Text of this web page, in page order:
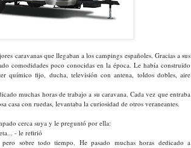
caravanas que llegaban a los campings españoles. Gracias a sus
comodidades poco conocidas en la época. Le había construido
químico fijo, ducha, televisión con antena, toldos dobles, aire
muchas horas de trabajo a su caravana. Cada vez que entraba
casa con ruedas, levantaba la curiosidad de otros veraneantes.
cerca suya y le preguntó por ella:
- le refirió
sobre todo tiempo. He pasado muchas horas dedicado a